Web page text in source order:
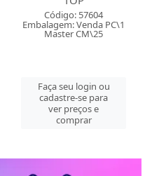
Código: 57604
Embalagem: Venda PC\1
Master CM\25
Faça seu login ou
cadastre-se para
ver preços e
comprar